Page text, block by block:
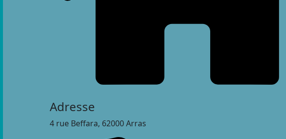
Adresse
4 rue Beffara, 62000 Arras